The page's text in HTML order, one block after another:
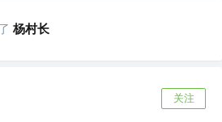
杨村长
关注